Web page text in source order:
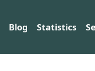
Blog Statistics